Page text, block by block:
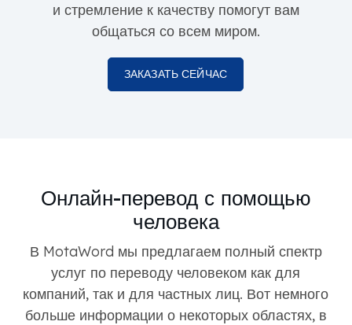
и стремление к качеству помогут вам
общаться со всем миром.
ЗАКАЗАТЬ СЕЙЧАС
Онлайн-перевод с помощью
человека
В MotaWord мы предлагаем полный спектр
услуг по переводу человеком как для
компаний, так и для частных лиц. Вот немного
больше информации о некоторых областях, в